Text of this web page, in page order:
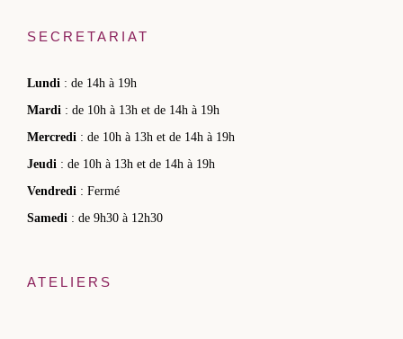
SECRETARIAT
Lundi : de 14h à 19h
Mardi : de 10h à 13h et de 14h à 19h
Mercredi : de 10h à 13h et de 14h à 19h
Jeudi : de 10h à 13h et de 14h à 19h
Vendredi : Fermé
Samedi : de 9h30 à 12h30
ATELIERS